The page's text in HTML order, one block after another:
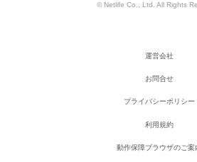
© Netlife Co., Ltd. All Rights
運営会社
お問合せ
プライバシーポリシー
利用規約
動作保障ブラウザのご案